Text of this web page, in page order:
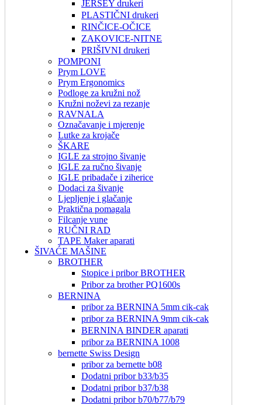
JERSEY drukeri
PLASTIČNI drukeri
RINČICE-OČICE
ZAKOVICE-NITNE
PRIŠIVNI drukeri
POMPONI
Prym LOVE
Prym Ergonomics
Podloge za kružni nož
Kružni noževi za rezanje
RAVNALA
Označavanje i mjerenje
Lutke za krojače
ŠKARE
IGLE za strojno šivanje
IGLE za ručno šivanje
IGLE pribadače i ziherice
Dodaci za šivanje
Ljepljenje i glačanje
Praktična pomagala
Filcanje vune
RUČNI RAD
TAPE Maker aparati
ŠIVAĆE MAŠINE
BROTHER
Stopice i pribor BROTHER
Pribor za brother PQ1600s
BERNINA
pribor za BERNINA 5mm cik-cak
pribor za BERNINA 9mm cik-cak
BERNINA BINDER aparati
pribor za BERNINA 1008
bernette Swiss Design
pribor za bernette b08
Dodatni pribor b33/b35
Dodatni pribor b37/b38
Dodatni pribor b70/b77/b79